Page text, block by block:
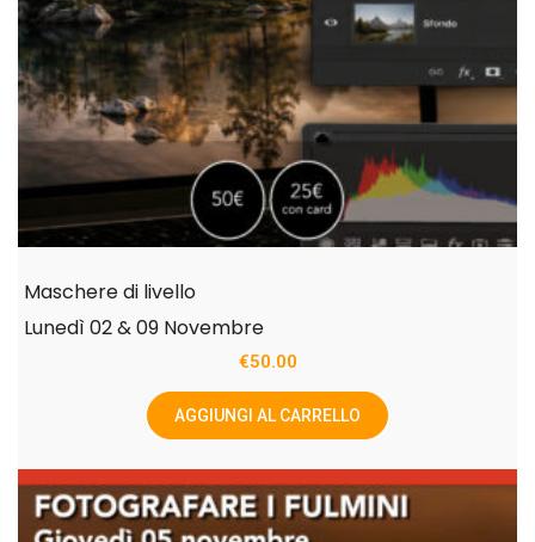
Maschere di livello
Lunedì 02 & 09 Novembre
€50.00
AGGIUNGI AL CARRELLO